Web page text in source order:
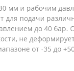
мм и рабочим
для подачи
до 40 бар.
не
от -35 до